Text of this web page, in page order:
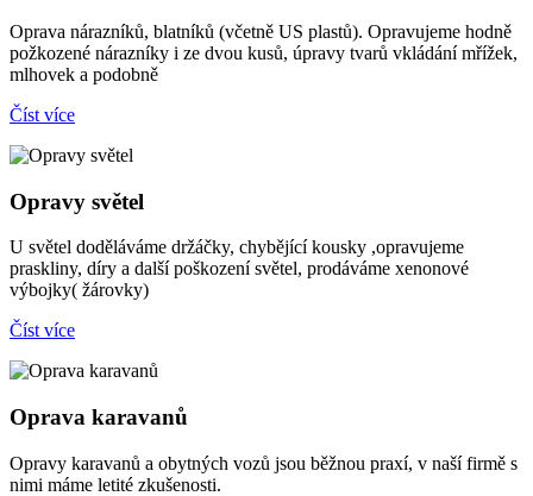
Oprava nárazníků, blatníků (včetně US plastů). Opravujeme hodně
požkozené nárazníky i ze dvou kusů, úpravy tvarů vkládání mřížek,
mlhovek a podobně
Číst více
Opravy světel
U světel doděláváme držáčky, chybějící kousky ,opravujeme
praskliny, díry a další poškození světel, prodáváme xenonové
výbojky( žárovky)
Číst více
Oprava karavanů
Opravy karavanů a obytných vozů jsou běžnou praxí, v naší firmě s
nimi máme letité zkušenosti.